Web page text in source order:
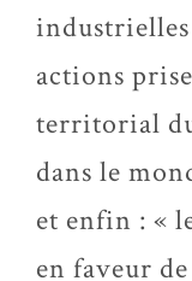
industrielles
actions
territorial
dans le
et enfin : «
en faveur